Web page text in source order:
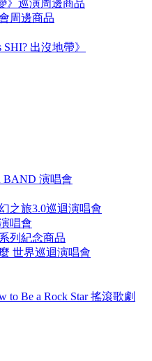
》巡演周邊商品
周邊商品
SHI? 出沒地帶》
BAND 演唱會
之旅3.0巡迴演唱會
唱會
列紀念商品
世界巡迴演唱會
to Be a Rock Star 搖滾歌劇